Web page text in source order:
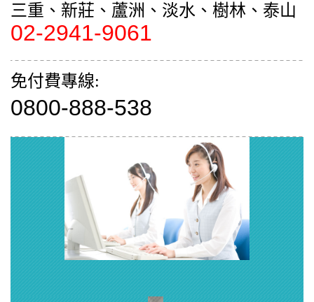
三重、新莊、蘆洲、淡水、樹林、泰山
02-2941-9061
免付費專線:
0800-888-538